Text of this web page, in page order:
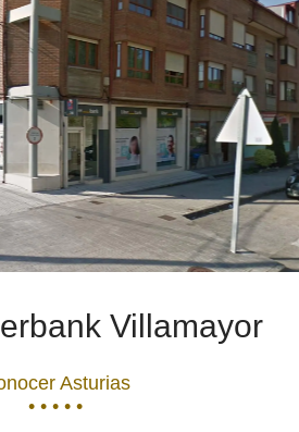
Villamayor
Asturias
• • • • •